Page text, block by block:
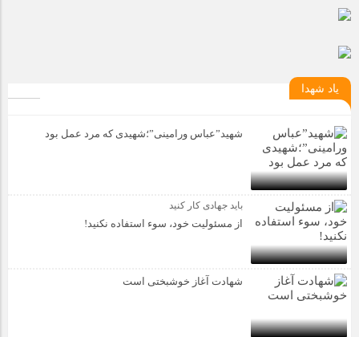
یاد شهدا
شهید”عباس ورامینی”؛شهیدی که مرد عمل بود
باید جهادی کار کنید
از مسئولیت خود، سوء استفاده نکنید!
شهادت آغاز خوشبختی است